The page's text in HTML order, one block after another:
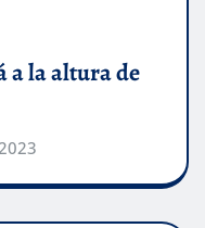
a la altura de